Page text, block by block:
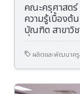
คณะครุศาสต
ความรู้เบื้อง
บัณฑิต สาขาวิ
ตำบลหนองปลิ
ผลิตและพัฒนาครู